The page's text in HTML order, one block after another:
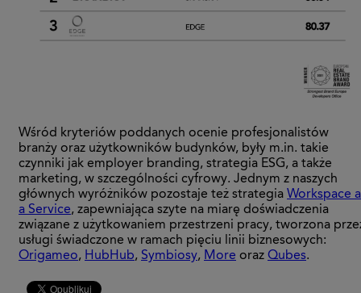
Wśród kryteriów poddanych ocenie profesjonalistów
branży oraz użytkowników budynków, były m.in. takie
czynniki jak employer branding, strategia ESG, a także
marketing, w szczególności cyfrowy. Jednym z naszych
głównych wyróżników pozostaje też strategia Workspace
a Service, zapewniająca szyte na miarę doświadczenia
związane z użytkowaniem przestrzeni pracy, tworzona
usługi świadczone w ramach pięciu linii biznesowych:
Origameo, HubHub, Symbiosy, More oraz Qubes.